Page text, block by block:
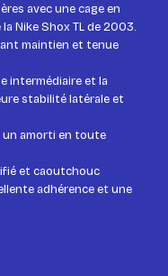
avec une cage en
Nike Shox TL de 2003.
maintien et tenue
intermédiaire et la
stabilité latérale et
un amorti en toute
et caoutchouc
adhérence et une